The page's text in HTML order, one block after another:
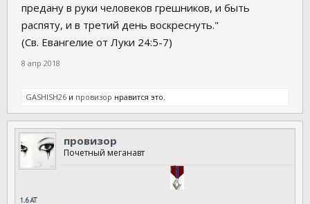
предану в руки человеков грешников, и быть
распяту, и в третий день воскреснуть."
(Св. Евангелие от Луки 24:5-7)
8 апр 2018
GASHISH26 и провизор нравится это.
провизор
Почетный меганавт